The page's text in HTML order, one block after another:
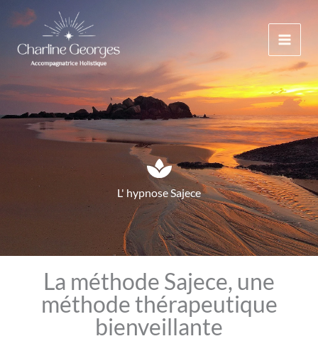
contenu
L' hypnose Sajece
La méthode Sajece, une
méthode thérapeutique
bienveillante